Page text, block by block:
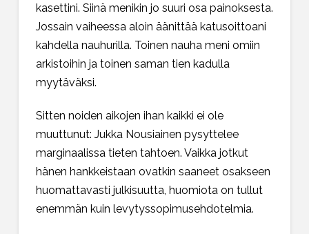
kasettini. Siinä menikin jo suuri osa painoksesta.
Jossain vaiheessa aloin äänittää katusoittoani
kahdella nauhurilla. Toinen nauha meni omiin
arkistoihin ja toinen saman tien kadulla
myytäväksi.
Sitten noiden aikojen ihan kaikki ei ole
muuttunut: Jukka Nousiainen pysyttelee
marginaalissa tieten tahtoen. Vaikka jotkut
hänen hankkeistaan ovatkin saaneet osakseen
huomattavasti julkisuutta, huomiota on tullut
enemmän kuin levytyssopimusehdotelmia.